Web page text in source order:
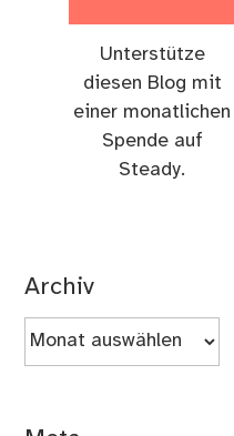
Unterstütze
diesen Blog mit
einer monatlichen
Spende auf
Steady.
Archiv
Archiv